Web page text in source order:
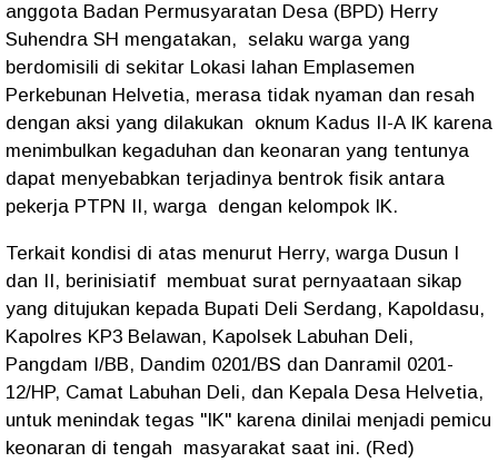
anggota Badan Permusyaratan Desa (BPD) Herry
Suhendra SH mengatakan, selaku warga yang
berdomisili di sekitar Lokasi lahan Emplasemen
Perkebunan Helvetia, merasa tidak nyaman dan resah
dengan aksi yang dilakukan oknum Kadus II-A IK karena
menimbulkan kegaduhan dan keonaran yang tentunya
dapat menyebabkan terjadinya bentrok fisik antara
pekerja PTPN II, warga dengan kelompok IK.
Terkait kondisi di atas menurut Herry, warga Dusun I
dan II, berinisiatif membuat surat pernyaataan sikap
yang ditujukan kepada Bupati Deli Serdang, Kapoldasu,
Kapolres KP3 Belawan, Kapolsek Labuhan Deli,
Pangdam I/BB, Dandim 0201/BS dan Danramil 0201-
12/HP, Camat Labuhan Deli, dan Kepala Desa Helvetia,
untuk menindak tegas "IK" karena dinilai menjadi pemicu
keonaran di tengah masyarakat saat ini. (Red)